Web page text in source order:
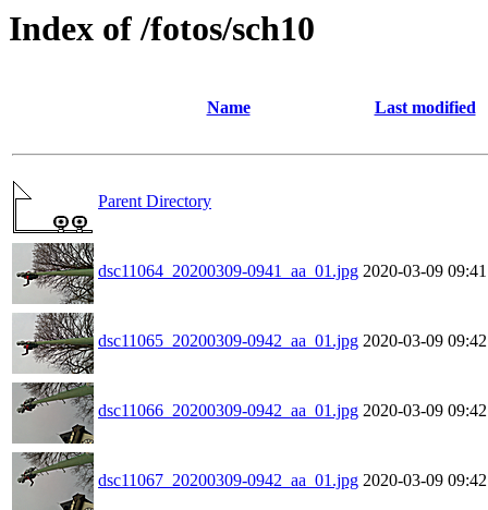
Index of /fotos/sch10
Name Last modified
Parent Directory
dsc11064_20200309-0941_aa_01.jpg 2020-03-09 09:41
dsc11065_20200309-0942_aa_01.jpg 2020-03-09 09:42
dsc11066_20200309-0942_aa_01.jpg 2020-03-09 09:42
dsc11067_20200309-0942_aa_01.jpg 2020-03-09 09:42